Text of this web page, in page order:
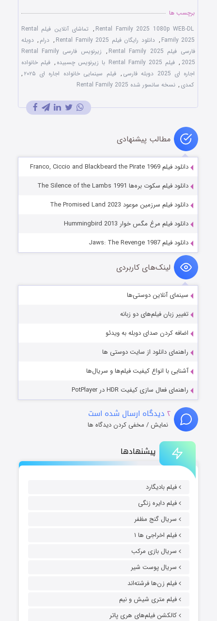
پیشنهادها
فیلم بادیگارد
فیلم دایره زنگی
سریال گنج مظفر
فیلم اخراجی ها ۱
سریال بازی مرکب
سریال پوست شیر
فیلم زن‌ها فرشته‌اند
فیلم متری شیش و نیم
کالکشن فیلم‌های هری پاتر
برچسب ها
Rental Family 2025 1080p WEB-DL
,
تماشای آنلاین فیلم Rental
Family 2025
, دانلود رایگان فیلم Rental Family 2025 , درام , دوبله
فارسی فیلم Rental Family 2025
,
زیرنویس فارسی Rental Family
2025
, فیلم Rental Family 2025 با زیرنویس چسبیده , فیلم خانواده
اجاره ای 2025 دوبله فارسی
, فیلم سینمایی خانواده اجاره ای ۲۰۲۵
,
کمدی , نسخه سانسور شده Rental Family 2025
مطالب پیشنهادی
دانلود فیلم Franco, Ciccio and Blackbeard the Pirate 1969
دانلود فیلم سکوت بره‌ها The Silence of the Lambs 1991
دانلود فیلم سرزمین موعود The Promised Land 2023
دانلود فیلم مرغ مگس خوار Hummingbird 2013
دانلود فیلم Jaws: The Revenge 1987
لینک‌های کاربردی
سینمای آنلاین دوستی‌ها
تغییر زبان فیلم‌های دو زبانه
اضافه کردن صدای دوبله به ویدئو
راهنمای دانلود از سایت دوستی ها
آشنایی با انواع کیفیت فیلم‌ها و سریال‌ها
راهنمای فعال سازی کیفیت HDR در PotPlayer
۲ دیدگاه ارسال شده است
نمایش / مخفی کردن دیدگاه ها